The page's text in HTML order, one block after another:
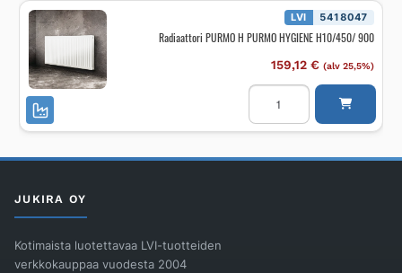
H10/300/
määrä
LVI 5418047
Radiaattori PURMO H PURMO HYGIENE H10/450/ 900
159,12 € (alv 25,5%)
Radiaattori
PURMO
PURMO
900
JUKIRA OY
Kotimaista luotettavaa LVI-tuotteiden
verkkokauppaa vuodesta 2004